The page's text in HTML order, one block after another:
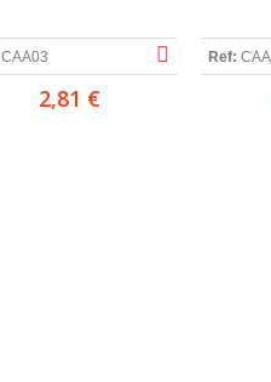
CAA03
2,81 €
Ref: